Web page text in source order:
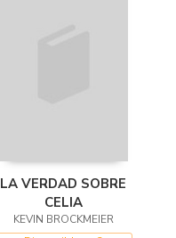
LA VERDAD SOBRE
CELIA
KEVIN BROCKMEIER